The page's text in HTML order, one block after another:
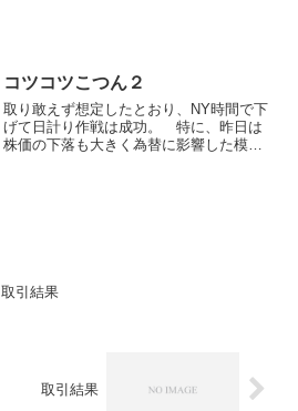
コツコツこつん２
取り敢えず想定したとおり、NY時間で下
げて日計り作戦は成功。 特に、昨日は
株価の下落も大きく為替に影響した模様
取引結果
取引結果